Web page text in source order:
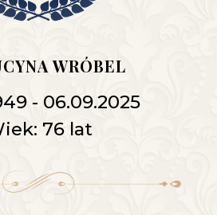
WRÓBEL
- 06.09.2025
76 lat